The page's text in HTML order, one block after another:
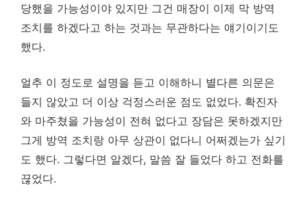
당했을 가능성이야 있지만 그건 매장이 이제 막 방역
조치를 하겠다고 하는 것과는 무관하다는 얘기이기도
했다.
얼추 이 정도로 설명을 듣고 이해하니 별다른 의문은
들지 않았고 더 이상 걱정스러운 점도 없었다. 확진자
와 마주쳤을 가능성이 전혀 없다고 장담은 못하겠지만
그게 방역 조치랑 아무 상관이 없다니 어쩌겠는가 싶기
도 했다. 그렇다면 알겠다, 말씀 잘 들었다 하고 전화를
끊었다.